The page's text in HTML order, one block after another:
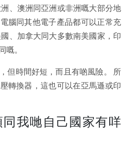
、澳洲同亞洲或非洲嘅大部分地
腦同其他電子產品都可以正常充
、加拿大同大多數南美國家，印
。
但時間好短，而且有啲風險。 所
轉換器，這也可以在亞馬遜或印
我哋自己國家有咩